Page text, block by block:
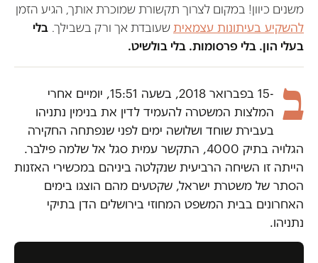
משנים כיוון! במקום לצרוך תקשורת שמוכרת אותך, הגיע הזמן
להשקיע בעיתונות עצמאיתשעובדת אך ורק בשבילך. בלי
בעלי הון. בלי פרסומות. בלי בולשיט.
ב
-15 בפברואר 2018, בשעה 15:51, יומיים אחרי
המלצות המשטרה להעמיד לדין את בנימין נתניהו
בעבירת שוחד ושלושה ימים לפני שנפתחה החקירה
הגלויה בתיק 4000, התקשר עמית סגל אל שלמה פילבר.
הייתה זו השיחה הרביעית שנקלטה ביניהם במכשירי האזנות
הסתר של משטרת ישראל, שקטעים מהם הוצגו בימים
האחרונים בבית המשפט המחוזי בירושלים הדן בתיקי
נתניהו.